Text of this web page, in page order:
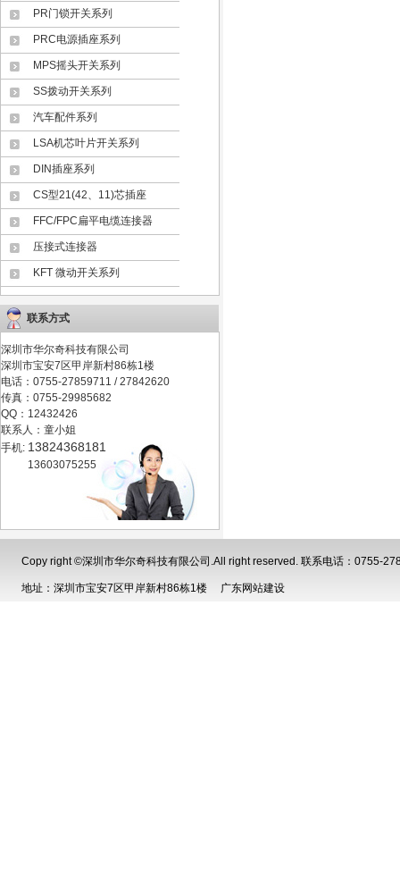
PR门锁开关系列
PRC电源插座系列
MPS摇头开关系列
SS拨动开关系列
汽车配件系列
LSA机芯叶片开关系列
DIN插座系列
CS型21(42、11)芯插座
FFC/FPC扁平电缆连接器
压接式连接器
KFT 微动开关系列
联系方式
深圳市华尔奇科技有限公司
深圳市宝安7区甲岸新村86栋1楼
电话：0755-27859711 / 27842620
传真：0755-29985682
QQ：12432426
联系人：童小姐
手机: 13824368181
13603075255
Copy right ©深圳市华尔奇科技有限公司.All right reserved. 联系电话：0755-
地址：深圳市宝安7区甲岸新村86栋1楼 广东网站建设